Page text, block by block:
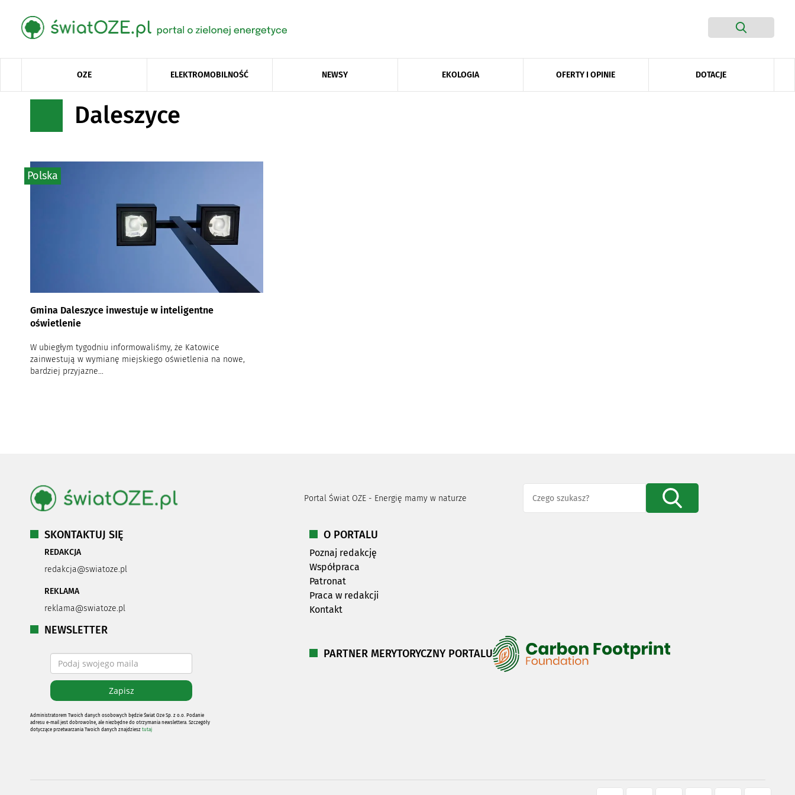
OZE ELEKTROMOBILNOŚĆ NEWSY EKOLOGIA OFERTY I OPINIE DOTACJE
Daleszyce
Gmina Daleszyce inwestuje w inteligentne
oświetlenie
W ubiegłym tygodniu informowaliśmy, że Katowice
zainwestują w wymianę miejskiego oświetlenia na nowe,
bardziej przyjazne...
Polska
Portal Świat OZE - Energię mamy w naturze
SKONTAKTUJ SIĘ
REDAKCJA
redakcja@swiatoze.pl
REKLAMA
reklama@swiatoze.pl
NEWSLETTER
Administratorem Twoich danych osobowych będzie Świat Oze Sp. z o.o. Podanie
adresu e-mail jest dobrowolne, ale niezbędne do otrzymania newslettera. Szczegóły
dotyczące przetwarzania Twoich danych znajdziesz tutaj
O PORTALU
Poznaj redakcję
Współpraca
Patronat
Praca w redakcji
Kontakt
PARTNER MERYTORYCZNY PORTALU